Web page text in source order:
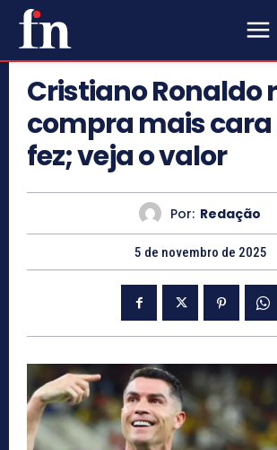
Cristiano Ronaldo
compra mais cara
fez; veja o valor
Por: Redação
5 de novembro de 2025